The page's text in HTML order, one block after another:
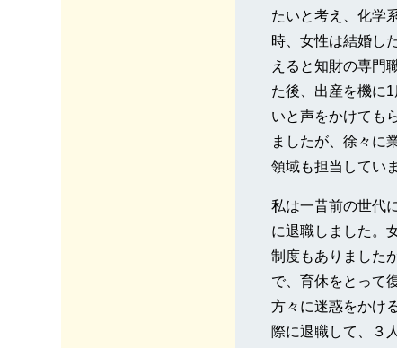
たいと考え、化学
時、女性は結婚し
えると知財の専門
た後、出産を機に
いと声をかけても
ましたが、徐々に
領域も担当してい
私は一昔前の世代
に退職しました。
制度もありました
で、育休をとって
方々に迷惑をかけ
際に退職して、３